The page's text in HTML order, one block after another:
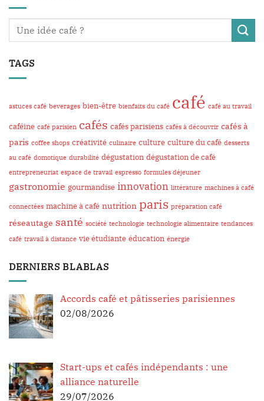
TAGS
astuces café beverages bien-être bienfaits du café café café au travail
caféine café parisien cafés cafés parisiens cafés à découvrir cafés à
paris coffee shops créativité culinaire culture culture du café desserts
au café domotique durabilité dégustation dégustation de café
entrepreneuriat espace de travail espresso formules déjeuner
gastronomie gourmandise innovation littérature machines à café
connectées machine à café nutrition paris préparation café
réseautage santé société technologie technologie alimentaire tendances
café travail à distance vie étudiante éducation énergie
DERNIERS BLABLAS
Accords café et pâtisseries parisiennes
02/08/2026
Start-ups et cafés indépendants : une
alliance naturelle
29/07/2026